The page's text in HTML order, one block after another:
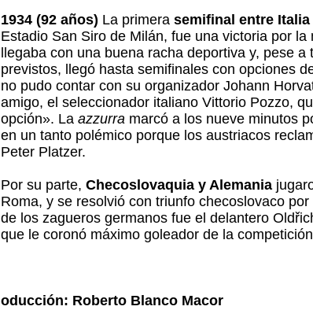
1934 (92 años) La primera semifinal entre
Estadio San Siro de Milán, fue una victoria por
llegaba con una buena racha deportiva y, pese
previstos, llegó hasta semifinales con opciones
no pudo contar con su organizador Johann
amigo, el seleccionador italiano Vittorio Pozzo,
opción». La azzurra marcó a los nueve minutos
en un tanto polémico porque los austriacos
Peter Platzer.
Por su parte, Checoslovaquia y Alemania
Roma, y se resolvió con triunfo checoslovaco
de los zagueros germanos fue el delantero
que le coronó máximo goleador de la
oducción: Roberto Blanco Macor